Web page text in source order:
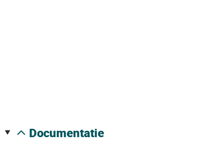
documentatie